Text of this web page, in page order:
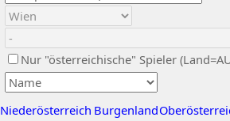
Nur "österreichische" Spieler
Niederösterreich Burgenland